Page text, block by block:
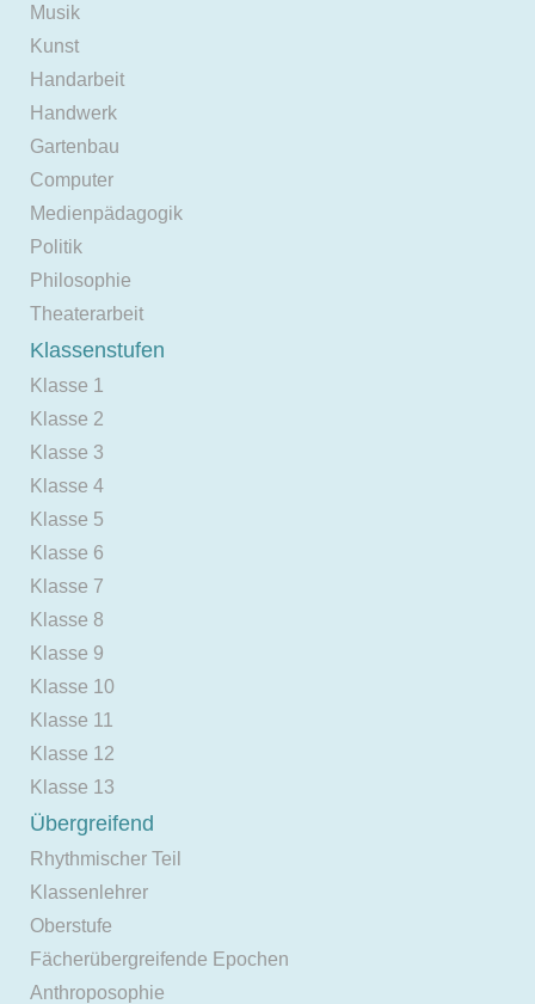
Musik
Kunst
Handarbeit
Handwerk
Gartenbau
Computer
Medienpädagogik
Politik
Philosophie
Theaterarbeit
Klassenstufen
Klasse 1
Klasse 2
Klasse 3
Klasse 4
Klasse 5
Klasse 6
Klasse 7
Klasse 8
Klasse 9
Klasse 10
Klasse 11
Klasse 12
Klasse 13
Übergreifend
Rhythmischer Teil
Klassenlehrer
Oberstufe
Fächerübergreifende Epochen
Anthroposophie